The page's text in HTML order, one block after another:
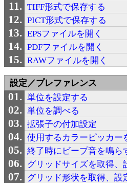
TIFF形式で保存する
PICT形式で保存する
EPSファイルを開く
PDFファイルを開く
RAWファイルを開く
設定／プレファレンス
単位を設定する
単位を調べる
拡張子の付加設定
使用するカラーピッカー
終了時にビープ音を鳴ら
グリッドサイズを取得、
グリッド形状を取得、設